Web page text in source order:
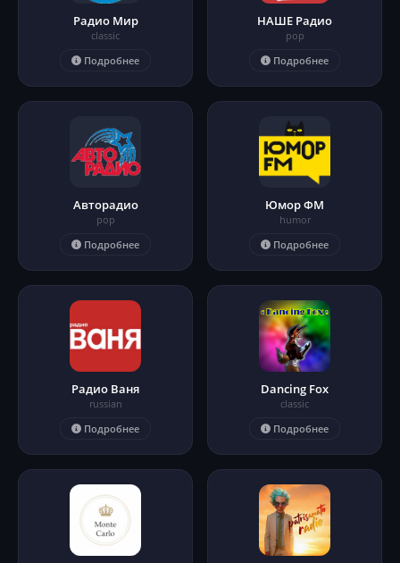
Радио Мир
classic
Подробнее
НАШЕ Радио
pop
Подробнее
Авторадио
pop
Подробнее
Юмор ФМ
humor
Подробнее
Радио Ваня
russian
Подробнее
Dancing Fox
classic
Подробнее